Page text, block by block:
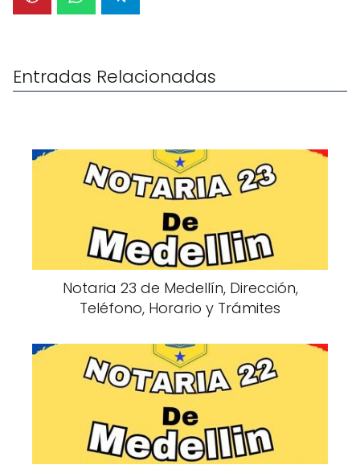
Entradas Relacionadas
Notaria 23 de Medellín, Dirección,
Teléfono, Horario y Trámites